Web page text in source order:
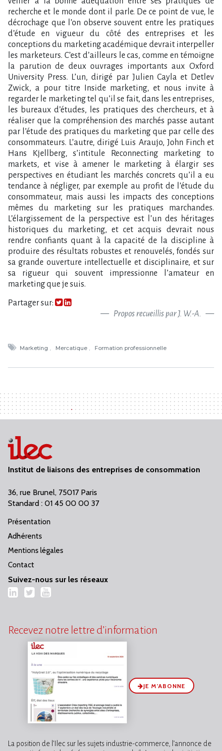
recherche et le monde dont il parle. De ce point de vue, le
décrochage que l’on observe souvent entre les pratiques
d’étude en vigueur du côté des entreprises et les
conceptions du marketing académique devrait interpeller
les marketeurs. C’est d’ailleurs le cas, comme en témoigne
la parution de deux ouvrages importants aux Oxford
University Press. L’un, dirigé par Julien Cayla et Detlev
Zwick, a pour titre Inside marketing, et nous invite à
regarder le marketing tel qu’il se fait, dans les entreprises,
les bureaux d’études, les pratiques des chercheurs, et à
réaliser que la compréhension des marchés passe autant
par l’étude des pratiques du marketing que par celle des
consommateurs. L’autre, dirigé Luis Araujo, John Finch et
Hans Kjellberg, s’intitule Reconnecting marketing to
markets, et vise à amener le marketing à élargir ses
perspectives en étudiant les marchés concrets qu’il a eu
tendance à négliger, par exemple au profit de l’étude du
consommateur, mais aussi les impacts des conceptions
mêmes du marketing sur les pratiques marchandes.
L’élargissement de la perspective est l’un des héritages
historiques du marketing, et cet acquis devrait nous
rendre confiants quant à la capacité de la discipline à
produire des résultats robustes et renouvelés, fondés sur
sa grande ouverture intellectuelle et disciplinaire, et sur
sa rigueur qui souvent impressionne l’amateur en
marketing que je suis.
Partager sur:
Propos recueillis par J. W.-A.
Marketing Mercatique Formation professionnelle
Institut de liaisons des entreprises de consommation
36, rue Brunel, 75017 Paris
Standard : 01 45 00 00 37
Présentation
Adhérents
Mentions légales
Contact
Suivez-nous sur les réseaux
LinkedIn
TwitterYouTube
Recevez notre lettre d’information
JE M’ABONNE
La position de l’Ilec sur les sujets industrie-commerce, l’annonce de